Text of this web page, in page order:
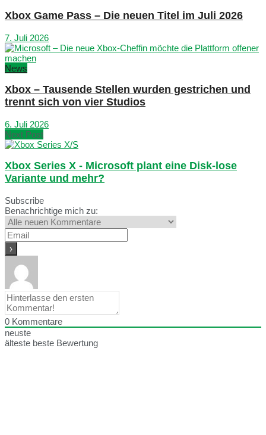
Xbox Game Pass – Die neuen Titel im Juli 2026
7. Juli 2026
News
Xbox – Tausende Stellen wurden gestrichen und
trennt sich von vier Studios
6. Juli 2026
Next Post
Xbox Series X - Microsoft plant eine Disk-lose
Variante und mehr?
Subscribe
Benachrichtige mich zu:
0 Kommentare
neuste
älteste beste Bewertung